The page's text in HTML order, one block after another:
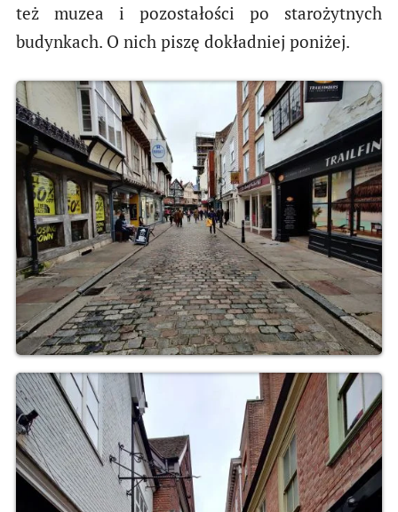
też muzea i pozostałości po starożytnych
budynkach. O nich piszę dokładniej poniżej.